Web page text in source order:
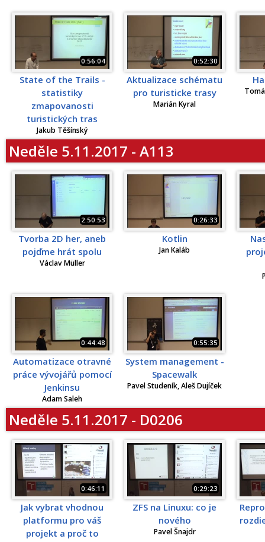
0:56:04
State of the Trails -
statistiky
zmapovanosti
turistických tras
Jakub Těšínský
0:52:30
Aktualizace schématu
pro turisticke trasy
Marián Kyral
Neděle 5.11.2017 - A113
2:50:53
Tvorba 2D her, aneb
pojďme hrát spolu
Václav Müller
0:26:33
Kotlin
Jan Kaláb
0:44:48
Automatizace otravné
práce vývojářů pomocí
Jenkinsu
Adam Saleh
0:55:35
System management -
Spacewalk
Pavel Studeník, Aleš Dujíček
Neděle 5.11.2017 - D0206
0:46:11
Jak vybrat vhodnou
platformu pro váš
projekt a proč to
0:29:23
ZFS na Linuxu: co je
nového
Pavel Šnajdr